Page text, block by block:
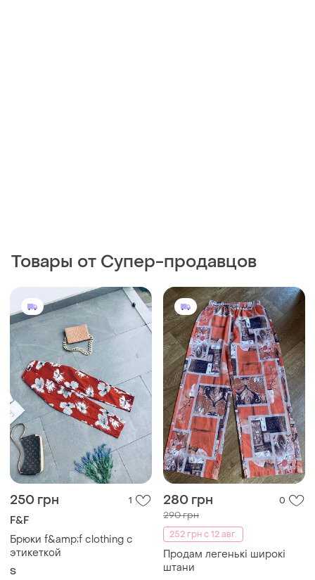
Товары от Супер-продавцов
250 грн 1
F&F
Брюки f&amp;f clothing с
этикеткой
S
280 грн 0
290 грн
252 грн с 12 авг.
Продам легенькі широкі
штани